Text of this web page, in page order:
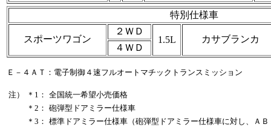
特別仕様車
スポーツワゴン
２ＷＤ
1.5L
カサブランカ
４ＷＤ
Ｅ－４ＡＴ：電子制御４速フルオートマチックトランスミッション
注） ＊1： 全国統一希望小売価格
＊2： 砲弾型ドアミラー仕様車
＊3： 標準ドアミラー仕様車（砲弾型ドアミラー仕様車に対し、Ａ